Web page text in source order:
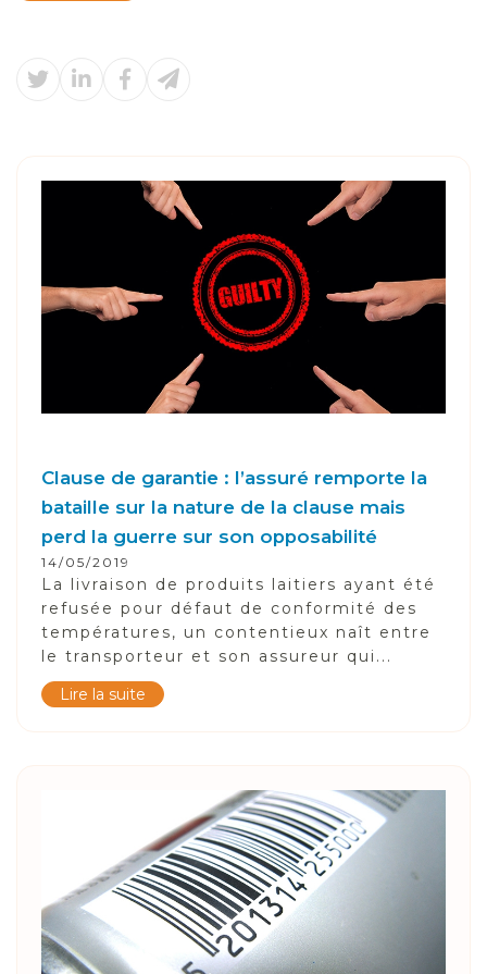
Clause de garantie : l’assuré remporte la
bataille sur la nature de la clause mais
perd la guerre sur son opposabilité
14/05/2019
La livraison de produits laitiers ayant été
refusée pour défaut de conformité des
températures, un contentieux naît entre
le transporteur et son assureur qui...
Lire la suite